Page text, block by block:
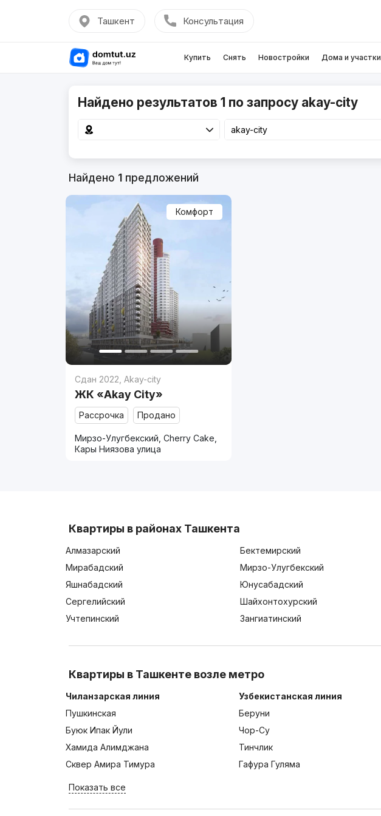
Ташкент Консультация
Купить Снять Новостройки Дома и участки
Найдено результатов 1 по запросу akay-city
Найдено 1предложений
Комфорт
Сдан 2022 ,Akay-city
ЖК «Akay City»
Рассрочка Продано
Мирзо-Улугбекский, Cherry Cake,
Кары Ниязова улица
Квартиры в районах Ташкента
Алмазарский Бектемирский
Мирабадский
Мирзо-Улугбекский
Яшнабадский
Юнусабадский
Сергелийский
Шайхонтохурский
Учтепинский
Зангиатинский
Квартиры в Ташкенте возле метро
Чиланзарская линия
Пушкинская
Буюк Ипак Йули
Хамида Алимджана
Сквер Амира Тимура
Узбекистанская линия
Беруни
Чор-Су
Тинчлик
Гафура Гуляма
Показать все